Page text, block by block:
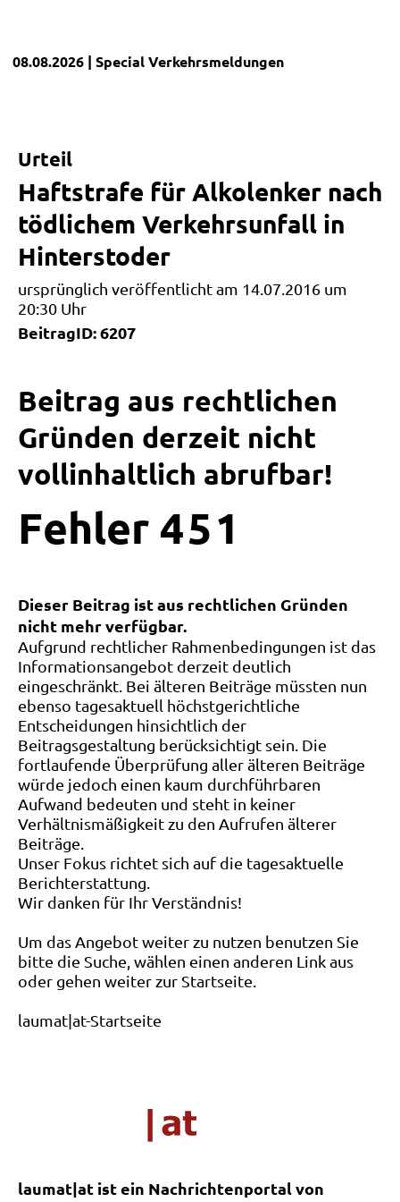
08.08.2026 | SpecialVerkehrsmeldungen
Urteil
Haftstrafe für Alkolenker nach
tödlichem Verkehrsunfall in
Hinterstoder
ursprünglich veröffentlicht am 14.07.2016 um
20:30 Uhr
BeitragID: 6207
Beitrag aus rechtlichen
Gründen derzeit nicht
vollinhaltlich abrufbar!
Fehler 4 5 1
Dieser Beitrag ist aus rechtlichen Gründen
nicht mehr verfügbar.
Aufgrund rechtlicher Rahmenbedingungen ist das
Informationsangebot derzeit deutlich
eingeschränkt. Bei älteren Beiträge müssten nun
ebenso tagesaktuell höchstgerichtliche
Entscheidungen hinsichtlich der
Beitragsgestaltung berücksichtigt sein. Die
fortlaufende Überprüfung aller älteren Beiträge
würde jedoch einen kaum durchführbaren
Aufwand bedeuten und steht in keiner
Verhältnismäßigkeit zu den Aufrufen älterer
Beiträge.
Unser Fokus richtet sich auf die tagesaktuelle
Berichterstattung.
Wir danken für Ihr Verständnis!
Um das Angebot weiter zu nutzen benutzen Sie
bitte die Suche, wählen einen anderen Link aus
oder gehen weiter zur Startseite.
laumat|at-Startseite
laumat|at ist ein Nachrichtenportal von